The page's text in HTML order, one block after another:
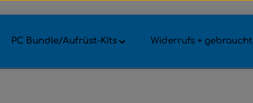
PC Bundle/Aufrüst-Kits Widerrufs +